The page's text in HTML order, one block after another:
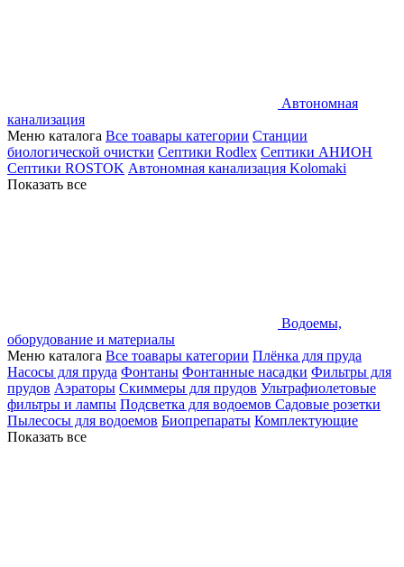
Автономная
канализация
Меню каталога Все тоавары категории Станции
биологической очистки Септики Rodlex Септики АНИОН
Септики ROSTOK Автономная канализация Kolomaki
Показать все
Водоемы,
оборудование и материалы
Меню каталога Все тоавары категории Плёнка для пруда
Насосы для пруда Фонтаны Фонтанные насадки Фильтры для
прудов Аэраторы Скиммеры для прудов Ультрафиолетовые
фильтры и лампы Подсветка для водоемов Садовые розетки
Пылесосы для водоемов Биопрепараты Комплектующие
Показать все